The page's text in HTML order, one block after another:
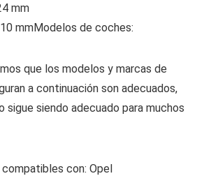
mm
mmModelos de coches:
que los modelos y marcas de
a continuación son adecuados,
siendo adecuado para muchos
con: Opel